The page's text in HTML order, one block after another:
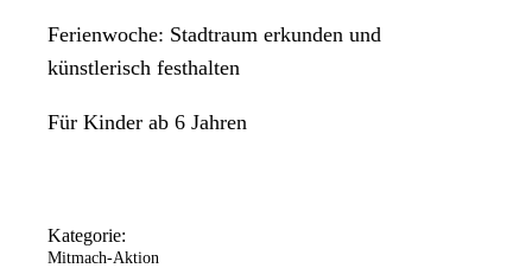
Ferienwoche: Stadtraum erkunden und
künstlerisch festhalten
Für Kinder ab 6 Jahren
Kategorie:
Mitmach-Aktion